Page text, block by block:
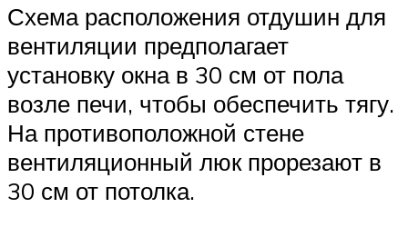
Схема расположения отдушин для
вентиляции предполагает
установку окна в 30 см от пола
возле печи, чтобы обеспечить тягу.
На противоположной стене
вентиляционный люк прорезают в
30 см от потолка.